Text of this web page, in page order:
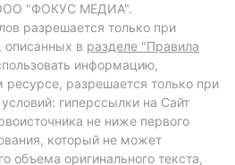
"ФОКУС МЕДИА".
разрешается только при
описанных в разделе "Правила
информацию,
разрешается только при
гиперссылки на Сайт
не ниже первого
который не может
объема оригинального текста,